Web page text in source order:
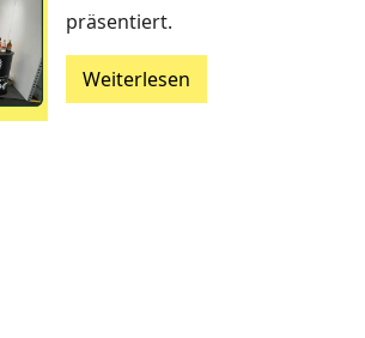
präsentiert.
Weiterlesen